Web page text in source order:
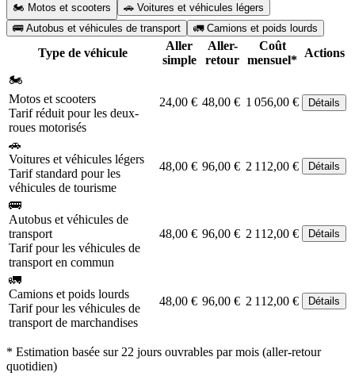
🏍️ Motos et scooters
🚗 Voitures et véhicules légers
🚌 Autobus et véhicules de transport
🚛 Camions et poids lourds
Type de véhicule
Aller
simple
Aller-
retour
Coût
mensuel*
Actions
🏍️
Motos et scooters
Tarif réduit pour les deux-
roues motorisés
24,00 € 48,00 € 1 056,00 € Détails
🚗
Voitures et véhicules légers
Tarif standard pour les
véhicules de tourisme
48,00 € 96,00 € 2 112,00 € Détails
🚌
Autobus et véhicules de
transport
Tarif pour les véhicules de
transport en commun
48,00 € 96,00 € 2 112,00 € Détails
🚛
Camions et poids lourds
Tarif pour les véhicules de
transport de marchandises
48,00 € 96,00 € 2 112,00 € Détails
* Estimation basée sur 22 jours ouvrables par mois (aller-retour
quotidien)